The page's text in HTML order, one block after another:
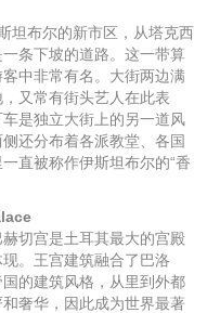
坦布尔的新市区，从塔克西
条下坡的道路。这一带算
中非常有名。大街两边满
又常有街头艺人在此表
是独立大街上的另一道风
还分布着各派教堂、各国
直被称作伊斯坦布尔的“香
切宫是土耳其最大的宫殿
。王宫建筑融合了巴洛
的建筑风格，从里到外都
奢华，因此成为世界最著